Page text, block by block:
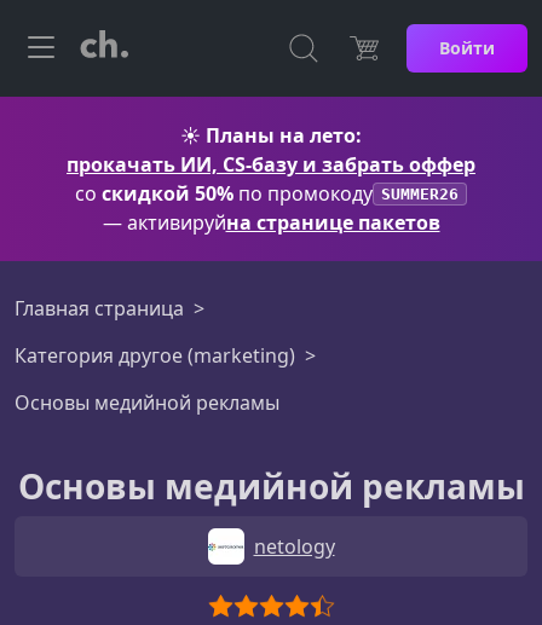
Войти
☀️ Планы на лето:
прокачать ИИ, CS-базу и забрать оффер
со скидкой 50% по промокоду SUMMER26
— активируйна странице пакетов
Главная страница
Категория другое (marketing)
Основы медийной рекламы
Основы медийной рекламы
netology